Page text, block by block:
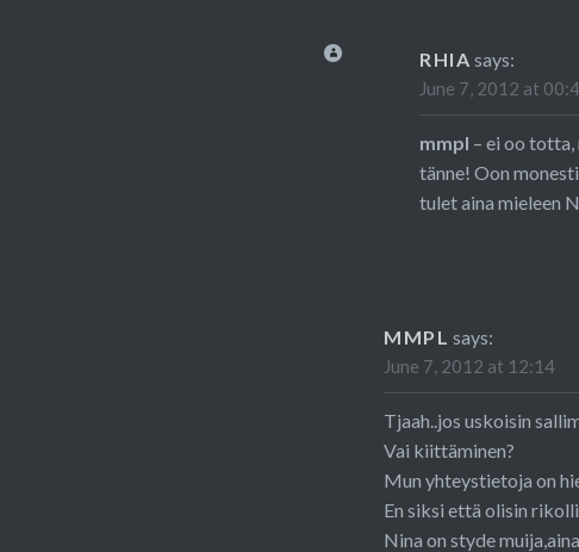
RHIA says:
June 7, 2012 at
mmpl – ei oo
tänne! Oon
tulet aina mieleen
MMPL says:
June 7, 2012 at 12:14
Tjaah..jos uskoisin
Vai kiittäminen?
Mun yhteystietoja on
En siksi että olisin
Nina on styde muija,aina